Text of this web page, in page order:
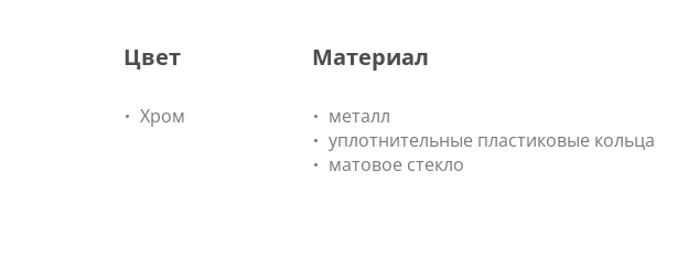
Цвет
Хром
Материал
металл
уплотнительные пластиковые кольца
матовое стекло